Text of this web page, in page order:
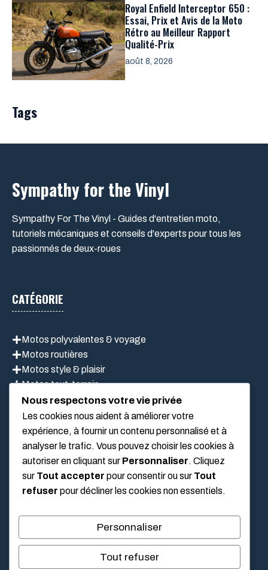
Royal Enfield Interceptor 650 :
Essai, Prix et Avis de la Moto
Rétro au Meilleur Rapport
Qualité-Prix
août 8, 2026
Tags
Sympathy for the Vinyl
Sympathy For The Vinyl - Guides d'entretien moto,
tutoriels mécaniques et conseils d'experts pour tous les
passionnés de deux-roues
CATÉGORIE
Motos polyvalentes & voyage
Motos routières
Motos style & plaisir
Motos tout-terrain
Scooter
LIEN UTILES
Mentions légales
Nous respectons votre vie privée
Les cookies nous aident à améliorer votre
expérience, à fournir un contenu personnalisé et à
analyser le trafic. Vous pouvez choisir les cookies à
autoriser en cliquant sur Personnaliser. Cliquez
sur Tout accepter pour consentir ou sur Tout
refuser pour décliner les cookies non essentiels.
Personnaliser
Tout refuser